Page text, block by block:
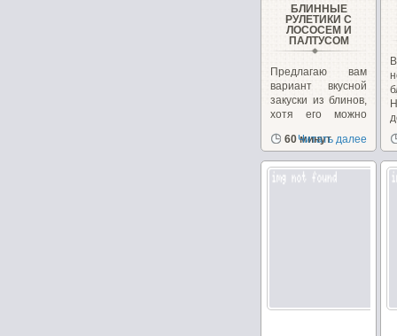
БЛИННЫЕ
РУЛЕТИКИ С
ЛОСОСЕМ И
ПАЛТУСОМ
Предлагаю вам
вариант вкусной
закуски из блинов,
хотя его можно
60 минут
Читать далее